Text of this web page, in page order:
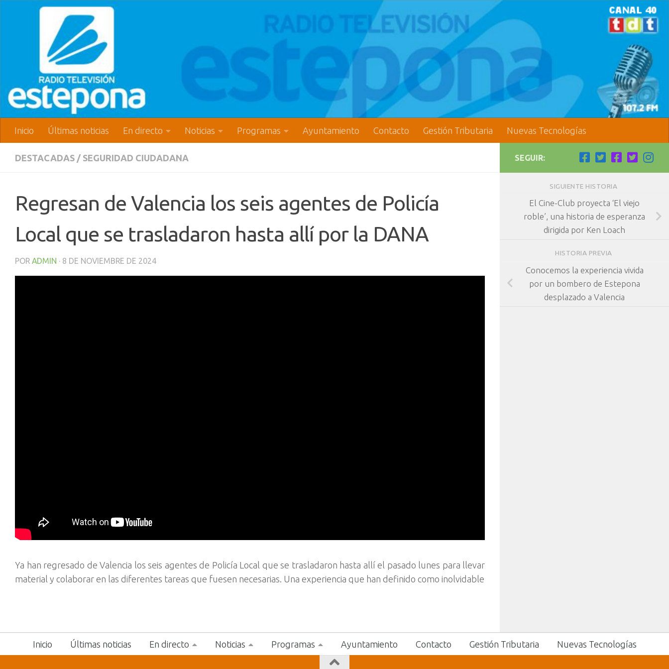
Inicio Últimas noticias En directo Noticias Programas Ayuntamiento Contacto Gestión Tributaria Nuevas Tecnologías
DESTACADAS / SEGURIDAD CIUDADANA
Regresan de Valencia los seis agentes de Policía
Local que se trasladaron hasta allí por la DANA
POR ADMIN · 8 DE NOVIEMBRE DE 2024
Ya han regresado de Valencia los seis agentes de Policía Local que se trasladaron hasta allí el pasado lunes para llevar
material y colaborar en las diferentes tareas que fuesen necesarias. Una experiencia que han definido como inolvidable
SEGUIR:
SIGUIENTE HISTORIA
El Cine-Club proyecta ‘El viejo
roble’, una historia de esperanza
dirigida por Ken Loach
HISTORIA PREVIA
Conocemos la experiencia vivida
por un bombero de Estepona
desplazado a Valencia
Inicio Últimas noticias En directo Noticias Programas Ayuntamiento Contacto Gestión Tributaria Nuevas Tecnologías